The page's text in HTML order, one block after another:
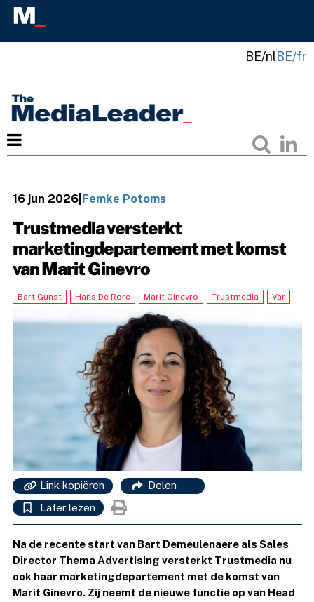
BE/nlBE/fr
16 jun 2026| Femke Potoms
Trustmedia versterkt
marketingdepartement met komst
van Marit Ginevro
Bart Gunst Hans De Rore Marit Ginevro Trustmedia Var
Link kopiëren
Delen
Later lezen
Na de recente start van Bart Demeulenaere als Sales
Director Thema Advertising versterkt Trustmedia nu
ook haar marketingdepartement met de komst van
Marit Ginevro. Zij neemt de nieuwe functie op van Head